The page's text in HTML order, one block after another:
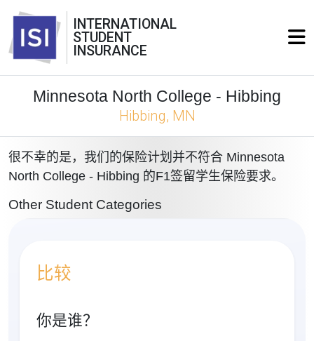
INTERNATIONAL
STUDENT
INSURANCE
Minnesota North College - Hibbing
Hibbing, MN
很不幸的是，我们的保险计划并不符合 Minnesota
North College - Hibbing 的F1签留学生保险要求。
Other Student Categories
比较
你是谁？